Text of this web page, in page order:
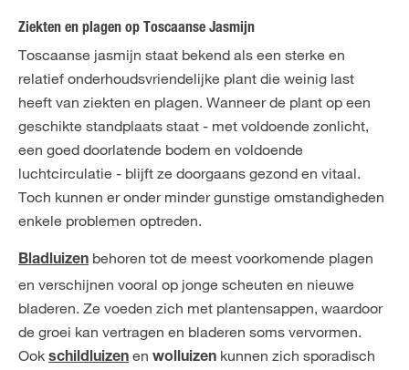
Ziekten en plagen op Toscaanse Jasmijn
Toscaanse jasmijn staat bekend als een sterke en
relatief onderhoudsvriendelijke plant die weinig last
heeft van ziekten en plagen. Wanneer de plant op een
geschikte standplaats staat - met voldoende zonlicht,
een goed doorlatende bodem en voldoende
luchtcirculatie - blijft ze doorgaans gezond en vitaal.
Toch kunnen er onder minder gunstige omstandigheden
enkele problemen optreden.
Bladluizen behoren tot de meest voorkomende plagen
en verschijnen vooral op jonge scheuten en nieuwe
bladeren. Ze voeden zich met plantensappen, waardoor
de groei kan vertragen en bladeren soms vervormen.
Ook schildluizen en wolluizen kunnen zich sporadisch